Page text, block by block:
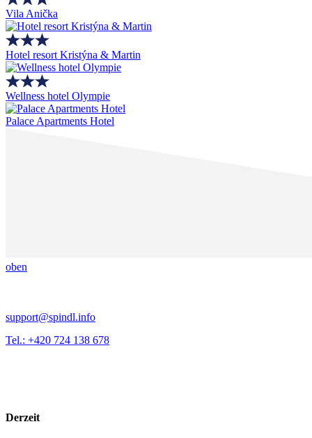
Vila Anička
Hotel resort Kristýna & Martin
Wellness hotel Olympie
Palace Apartments Hotel
oben
support@spindl.info
Tel.: +420 724 138 678
Derzeit